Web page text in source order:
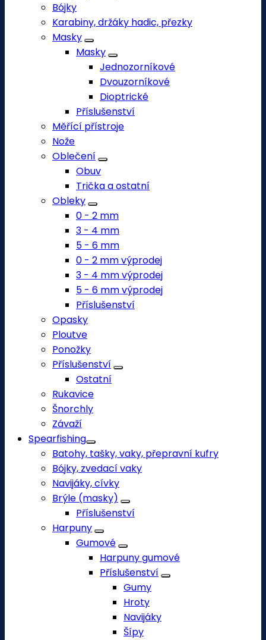
Bójky
Karabiny, držáky hadic, přezky
Masky
Masky
Jednozorníkové
Dvouzorníkové
Dioptrické
Příslušenství
Měřící přístroje
Nože
Oblečení
Obuv
Trička a ostatní
Obleky
0 - 2 mm
3 - 4 mm
5 - 6 mm
0 - 2 mm výprodej
3 - 4 mm výprodej
5 - 6 mm výprodej
Příslušenství
Opasky
Ploutve
Ponožky
Příslušenství
Ostatní
Rukavice
Šnorchly
Závaží
Spearfishing
Batohy, tašky, vaky, přepravní kufry
Bójky, zvedací vaky
Navijáky, cívky
Brýle (masky)
Příslušenství
Harpuny
Gumové
Harpuny gumové
Příslušenství
Gumy
Hroty
Navijáky
Šípy